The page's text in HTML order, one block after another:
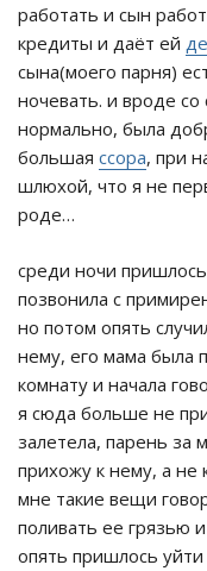
работать и сын
кредиты и даёт ей
сына(моего парня)
ночевать. и вроде
нормально, была
большая ссора, при
шлюхой, что я не
роде…
среди ночи
позвонила с
но потом опять
нему, его мама была
комнату и начала
я сюда больше не
залетела, парень за
прихожу к нему, а не
мне такие вещи
поливать ее грязью
опять пришлось